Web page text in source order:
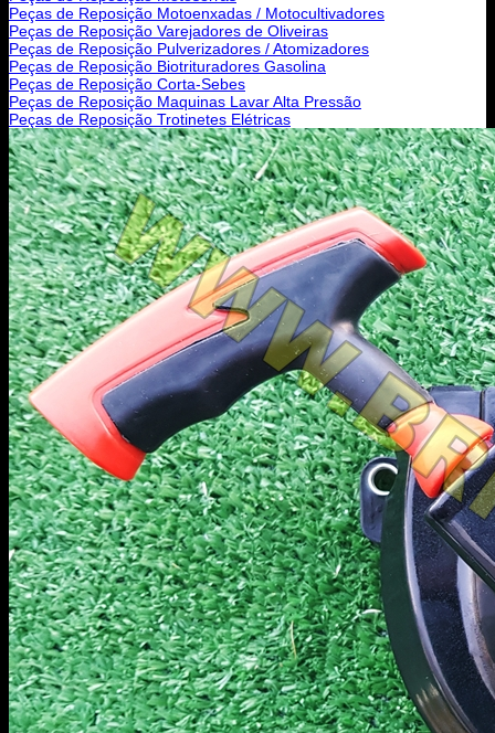
Peças de Reposição Motoenxadas / Motocultivadores
Peças de Reposição Varejadores de Oliveiras
Peças de Reposição Pulverizadores / Atomizadores
Peças de Reposição Biotrituradores Gasolina
Peças de Reposição Corta-Sebes
Peças de Reposição Maquinas Lavar Alta Pressão
Peças de Reposição Trotinetes Elétricas